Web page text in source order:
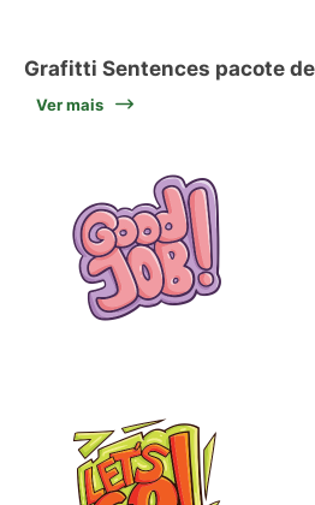
Grafitti Sentences pacote
Ver mais